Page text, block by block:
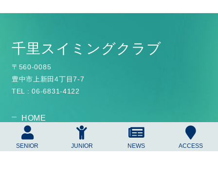
千里スイミングクラブ
〒560-0085
豊中市上新田4丁目7-7
TEL : 06-6831-4122
HOME
ホーム
ABOUT
SENIOR JUNIOR NEWS ACCESS